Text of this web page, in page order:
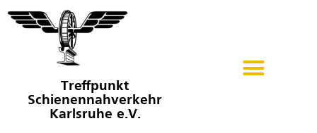
Treffpunkt
Schienennahverkehr
Karlsruhe e.V.